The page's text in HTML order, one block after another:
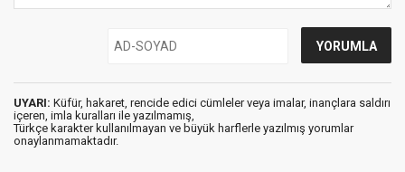
UYARI: Küfür, hakaret, rencide edici cümleler veya imalar, inançlara saldırı
içeren, imla kuralları ile yazılmamış,
Türkçe karakter kullanılmayan ve büyük harflerle yazılmış yorumlar
onaylanmamaktadır.